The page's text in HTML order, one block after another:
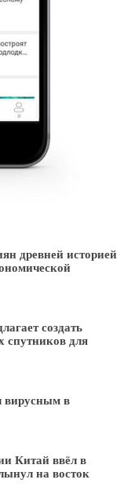
древней историей
создать
спутников для
вирусным в
Китай ввёл в
на восток